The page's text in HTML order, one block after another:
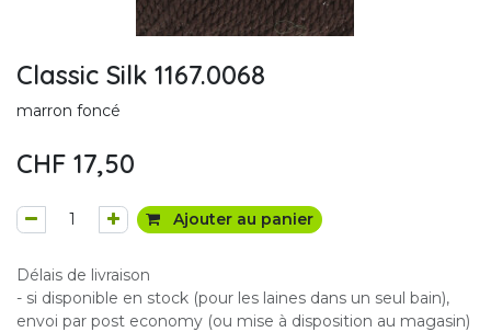
Classic Silk 1167.0068
marron foncé
CHF 17,50
Ajouter au panier
Délais de livraison
- si disponible en stock (pour les laines dans un seul bain),
envoi par post economy (ou mise à disposition au magasin)